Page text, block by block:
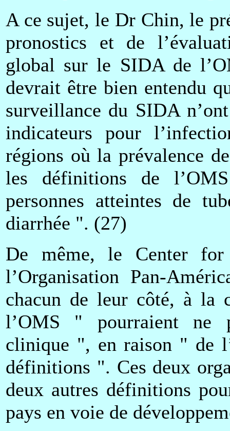
A ce sujet, le Dr Chin, le
pronostics et de
global sur le SIDA de
devrait être bien entendu
surveillance du SIDA
indicateurs pour
régions où la prévalence
les définitions de
personnes atteintes de
diarrhée ". (27)
De même, le Center for
l’Organisation Pan-
chacun de leur côté, à la
l’OMS " pourraient ne
clinique ", en raison " de
définitions ". Ces deux
deux autres définitions
pays en voie de